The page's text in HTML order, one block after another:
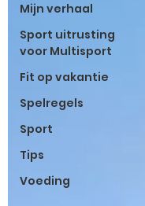
Mijn verhaal
Sport uitrusting
voor Multisport
Fit op vakantie
Spelregels
Sport
Tips
Voeding